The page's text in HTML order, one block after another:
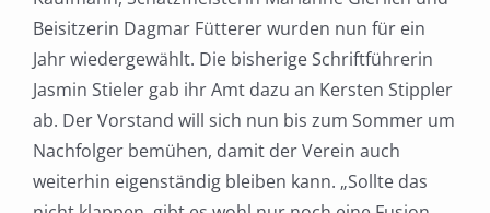
Beisitzerin Dagmar Fütterer wurden nun für ein
Jahr wiedergewählt. Die bisherige Schriftführerin
Jasmin Stieler gab ihr Amt dazu an Kersten Stippler
ab. Der Vorstand will sich nun bis zum Sommer um
Nachfolger bemühen, damit der Verein auch
weiterhin eigenständig bleiben kann. „Sollte das